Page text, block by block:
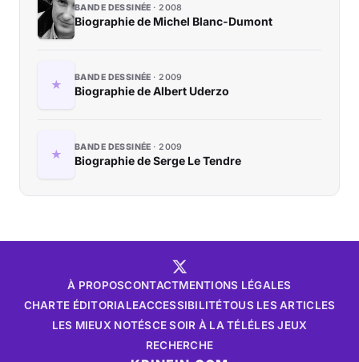
BANDE DESSINÉE 2008
Biographie de Michel Blanc-Dumont
BANDE DESSINÉE 2009
Biographie de Albert Uderzo
BANDE DESSINÉE 2009
Biographie de Serge Le Tendre
À PROPOSCONTACTMENTIONS LÉGALES
CHARTE ÉDITORIALEACCESSIBILITÉTOUS LES ARTICLES
LES MIEUX NOTÉSCE SOIR À LA TÉLÉLES JEUX
RECHERCHE